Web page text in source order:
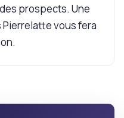
prospects. Une
vous fera